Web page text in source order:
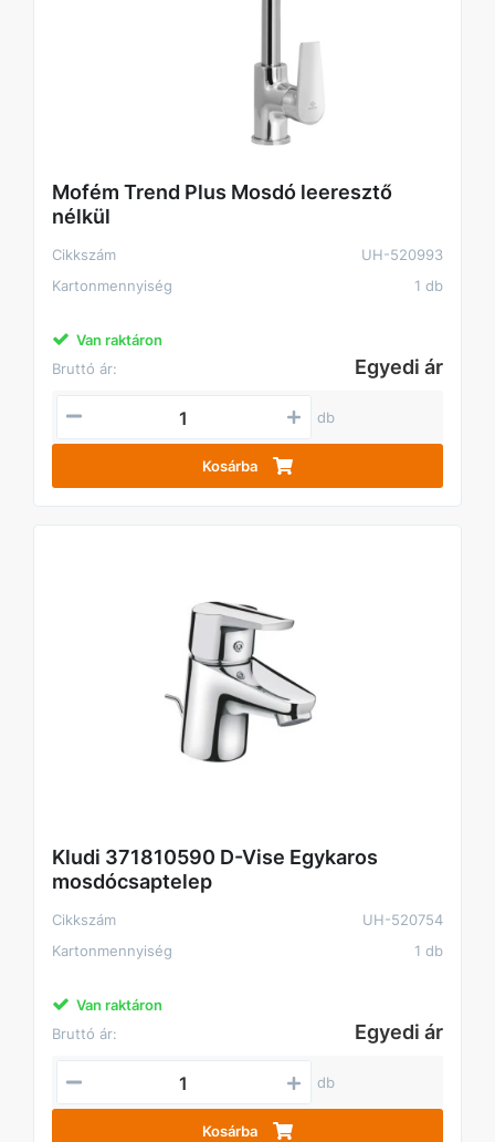
Mofém Trend Plus Mosdó leeresztő
nélkül
Cikkszám
UH-520993
Kartonmennyiség
1 db
Van raktáron
Bruttó ár:
Egyedi ár
db
Kosárba
Kludi 371810590 D-Vise Egykaros
mosdócsaptelep
Cikkszám
UH-520754
Kartonmennyiség
1 db
Van raktáron
Bruttó ár:
Egyedi ár
db
Kosárba